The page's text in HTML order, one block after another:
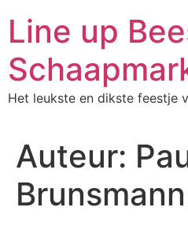
de
inhoud
Line up
Het leukste en dikste feestje
Auteur:
Brunsmann